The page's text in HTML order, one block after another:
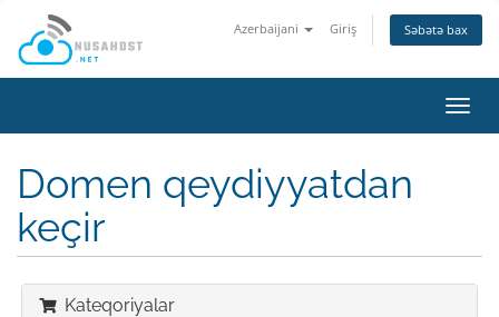
Azerbaijani Giriş Səbətə bax
keçid
Domen qeydiyyatdan
keçir
Kateqoriyalar